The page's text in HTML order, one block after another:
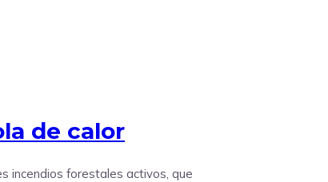
de calor
incendios forestales activos, que